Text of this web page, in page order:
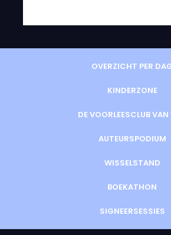
OVERZICHT PER
KINDERZONE
DE VOORLEESCLUB VAN
AUTEURSPODIUM
WISSELSTAND
BOEKATHON
SIGNEERSESSIES